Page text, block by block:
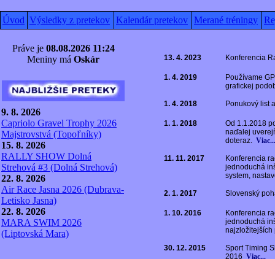
Úvod Výsledky z pretekov Kalendár pretekov Merané tréningy
Práve je 08.08.2026 11:24
Meniny má Oskár
9. 8. 2026
Capriolo Gravel Trophy 2026
Majstrovstvá (Topoľníky)
15. 8. 2026
RALLY SHOW Dolná
Strehová #3 (Dolná Strehová)
22. 8. 2026
Air Race Jasna 2026 (Dubrava-
Letisko Jasna)
22. 8. 2026
MARA SWIM 2026
(Liptovská Mara)
13. 4. 2023 Konferencia
1. 4. 2019
Používame
grafickej
1. 4. 2018 Ponukový list
1. 1. 2018
Od 1.1.2018
naďalej
doteraz. Viac...
11. 11. 2017
Konferencia
jednoduchá
system,
2. 1. 2017 Slovenský
1. 10. 2016
Konferencia
jednoduchá
30. 12. 2015
Sport Timing
2016 Viac...